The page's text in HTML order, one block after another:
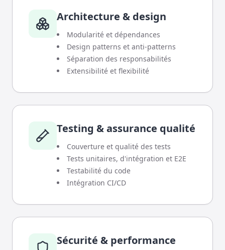
Architecture & design
Modularité et dépendances
Design patterns et anti-patterns
Séparation des responsabilités
Extensibilité et flexibilité
Testing & assurance qualité
Couverture et qualité des tests
Tests unitaires, d'intégration et E2E
Testabilité du code
Intégration CI/CD
Sécurité & performance